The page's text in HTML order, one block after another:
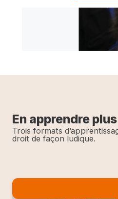
En apprendre
Trois formats
droit de façon ludique.